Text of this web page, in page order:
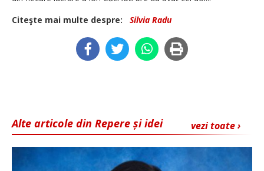
Citeşte mai multe despre:
Silvia Radu
vezi toate ›
Alte articole din Repere și idei